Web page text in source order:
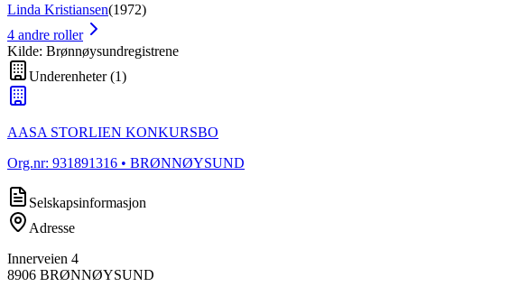
Linda Kristiansen(1972)
4 andre roller
Kilde: Brønnøysundregistrene
Underenheter(1)
AASA STORLIEN KONKURSBO
Org.nr: 931891316 • BRØNNØYSUND
Selskapsinformasjon
Adresse
Innerveien 4
8906 BRØNNØYSUND